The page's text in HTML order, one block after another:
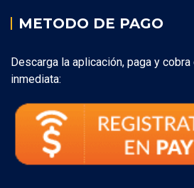
METODO DE PAGO
Descarga la aplicación, paga y
inmediata: